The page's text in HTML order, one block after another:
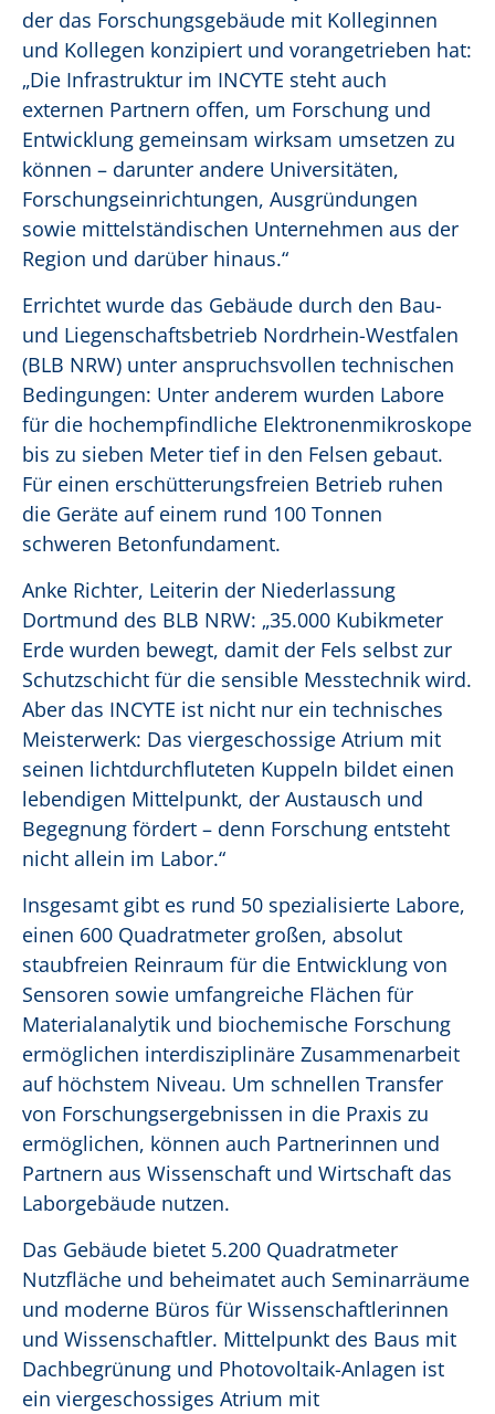
der das Forschungsgebäude mit Kolleginnen
und Kollegen konzipiert und vorangetrieben hat:
„Die Infrastruktur im INCYTE steht auch
externen Partnern offen, um Forschung und
Entwicklung gemeinsam wirksam umsetzen zu
können – darunter andere Universitäten,
Forschungseinrichtungen, Ausgründungen
sowie mittelständischen Unternehmen aus der
Region und darüber hinaus.“
Errichtet wurde das Gebäude durch den Bau-
und Liegenschaftsbetrieb Nordrhein-Westfalen
(BLB NRW) unter anspruchsvollen technischen
Bedingungen: Unter anderem wurden Labore
für die hochempfindliche Elektronenmikroskope
bis zu sieben Meter tief in den Felsen gebaut.
Für einen erschütterungsfreien Betrieb ruhen
die Geräte auf einem rund 100 Tonnen
schweren Betonfundament.
Anke Richter, Leiterin der Niederlassung
Dortmund des BLB NRW: „35.000 Kubikmeter
Erde wurden bewegt, damit der Fels selbst zur
Schutzschicht für die sensible Messtechnik wird.
Aber das INCYTE ist nicht nur ein technisches
Meisterwerk: Das viergeschossige Atrium mit
seinen lichtdurchfluteten Kuppeln bildet einen
lebendigen Mittelpunkt, der Austausch und
Begegnung fördert – denn Forschung entsteht
nicht allein im Labor.“
Insgesamt gibt es rund 50 spezialisierte Labore,
einen 600 Quadratmeter großen, absolut
staubfreien Reinraum für die Entwicklung von
Sensoren sowie umfangreiche Flächen für
Materialanalytik und biochemische Forschung
ermöglichen interdisziplinäre Zusammenarbeit
auf höchstem Niveau. Um schnellen Transfer
von Forschungsergebnissen in die Praxis zu
ermöglichen, können auch Partnerinnen und
Partnern aus Wissenschaft und Wirtschaft das
Laborgebäude nutzen.
Das Gebäude bietet 5.200 Quadratmeter
Nutzfläche und beheimatet auch Seminarräume
und moderne Büros für Wissenschaftlerinnen
und Wissenschaftler. Mittelpunkt des Baus mit
Dachbegrünung und Photovoltaik-Anlagen ist
ein viergeschossiges Atrium mit